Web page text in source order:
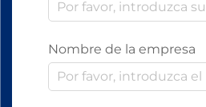
Nombre de la empresa